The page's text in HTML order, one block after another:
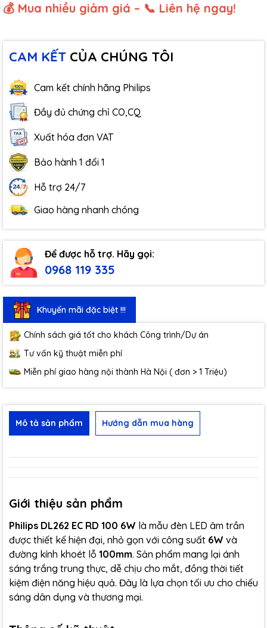
💰 Mua nhiều giảm giá – 📞 Liên hệ ngay!
CAM KẾT CỦA CHÚNG TÔI
Cam kết chính hãng Philips
Đầy đủ chứng chỉ CO,CQ
Xuất hóa đơn VAT
Bảo hành 1 đổi 1
Hỗ trợ 24/7
Giao hàng nhanh chóng
Để được hỗ trợ. Hãy gọi:
0968 119 335
Khuyến mãi đặc biệt !!!
Chính sách giá tốt cho khách Công trình/Dự án
Tư vấn kỹ thuật miễn phí
Miễn phí giao hàng nội thành Hà Nội ( đơn > 1 Triệu)
Mô tả sản phẩm Hướng dẫn mua hàng
Giới thiệu sản phẩm
Philips DL262 EC RD 100 6W là mẫu đèn LED âm trần
được thiết kế hiện đại, nhỏ gọn với công suất 6W và
đường kính khoét lỗ 100mm. Sản phẩm mang lại ánh
sáng trắng trung thực, dễ chịu cho mắt, đồng thời tiết
kiệm điện năng hiệu quả. Đây là lựa chọn tối ưu cho chiếu
sáng dân dụng và thương mại.